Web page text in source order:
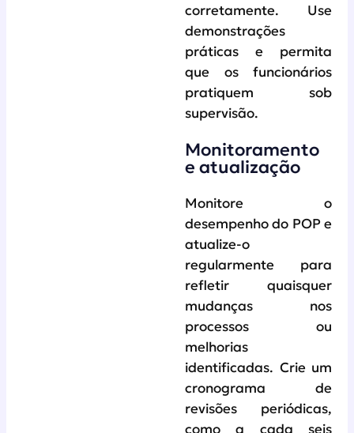
corretamente. Use
demonstrações
práticas e permita
que os funcionários
pratiquem sob
supervisão.
Monitoramento
e atualização
Monitore o
desempenho do POP e
atualize-o
regularmente para
refletir quaisquer
mudanças nos
processos ou
melhorias
identificadas. Crie um
cronograma de
revisões periódicas,
como a cada seis